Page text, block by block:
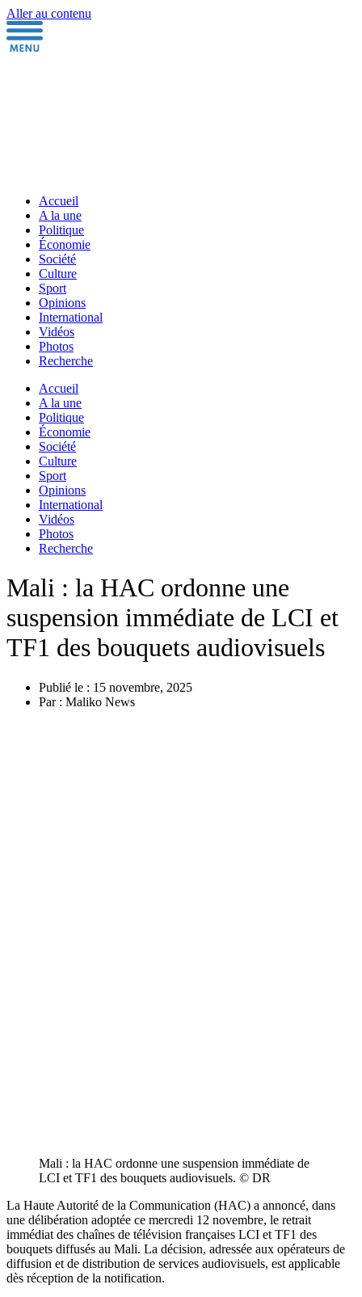
Aller au contenu
Accueil
A la une
Politique
Économie
Société
Culture
Sport
Opinions
International
Vidéos
Photos
Recherche
Accueil
A la une
Politique
Économie
Société
Culture
Sport
Opinions
International
Vidéos
Photos
Recherche
Mali : la HAC ordonne une
suspension immédiate de LCI et
TF1 des bouquets audiovisuels
Publié le : 15 novembre, 2025
Par : Maliko News
Mali : la HAC ordonne une suspension immédiate de
LCI et TF1 des bouquets audiovisuels. © DR
La Haute Autorité de la Communication (HAC) a annoncé, dans
une délibération adoptée ce mercredi 12 novembre, le retrait
immédiat des chaînes de télévision françaises LCI et TF1 des
bouquets diffusés au Mali. La décision, adressée aux opérateurs de
diffusion et de distribution de services audiovisuels, est applicable
dès réception de la notification.